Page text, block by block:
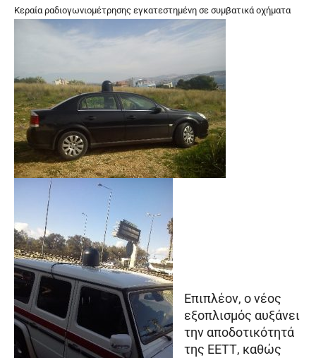
Kεραία ραδιογωνιομέτρησης εγκατεστημένη σε συμβατικά οχήματα
Επιπλέον, ο νέος
εξοπλισμός αυξάνει
την αποδοτικότητά
της ΕΕΤΤ, καθώς